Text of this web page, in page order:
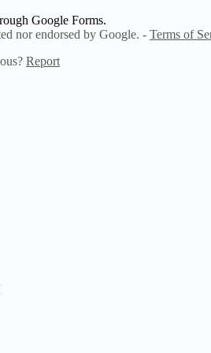
Google Forms.
nor endorsed by Google. - Terms of
Report